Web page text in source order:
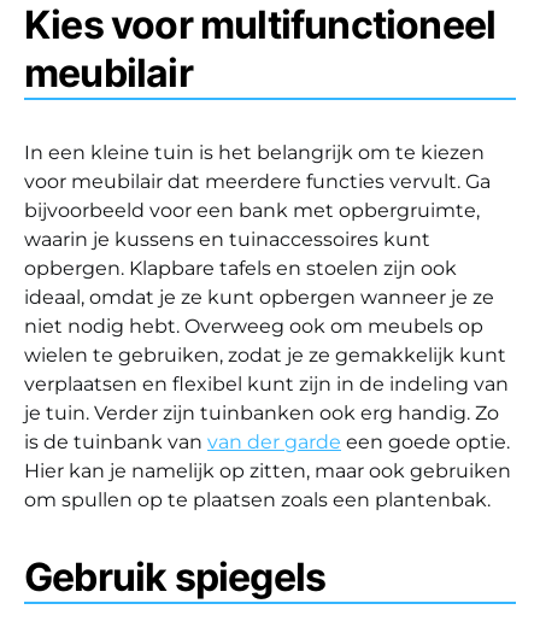
Kies voor multifunctioneel
meubilair
In een kleine tuin is het belangrijk om te kiezen
voor meubilair dat meerdere functies vervult. Ga
bijvoorbeeld voor een bank met opbergruimte,
waarin je kussens en tuinaccessoires kunt
opbergen. Klapbare tafels en stoelen zijn ook
ideaal, omdat je ze kunt opbergen wanneer je ze
niet nodig hebt. Overweeg ook om meubels op
wielen te gebruiken, zodat je ze gemakkelijk kunt
verplaatsen en flexibel kunt zijn in de indeling van
je tuin. Verder zijn tuinbanken ook erg handig. Zo
is de tuinbank van van der garde een goede optie.
Hier kan je namelijk op zitten, maar ook gebruiken
om spullen op te plaatsen zoals een plantenbak.
Gebruik spiegels